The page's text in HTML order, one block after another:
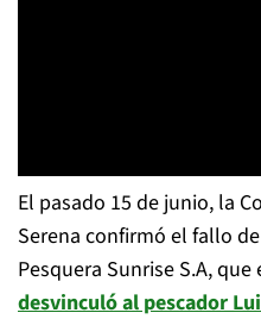
El pasado 15 de junio, la
Serena confirmó el fallo
Pesquera Sunrise S.A,
desvinculó al pescador